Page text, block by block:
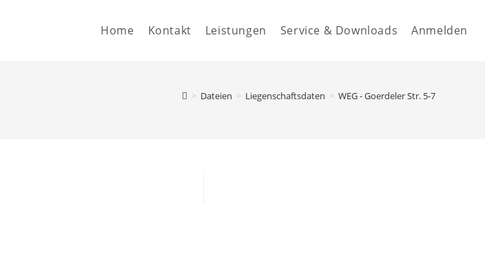
Home Kontakt Leistungen Service & Downloads Anmelden
> Dateien > Liegenschaftsdaten > WEG - Goerdeler Str. 5-7